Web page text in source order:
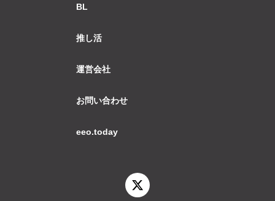
BL
推し活
運営会社
お問い合わせ
eeo.today